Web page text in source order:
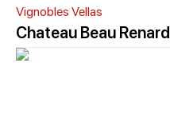
Vignobles Vellas
Chateau Beau Renard